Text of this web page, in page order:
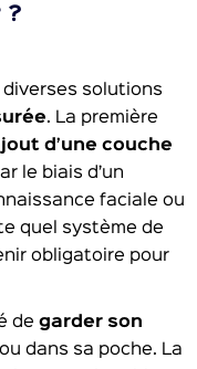
?
solutions
. La première
d’une couche
le biais d’un
faciale ou
quel système de
obligatoire pour
de garder son
dans sa poche. La